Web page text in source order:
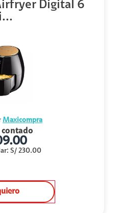
Digital 6
Maxicompra
contado
: S/ 230.00